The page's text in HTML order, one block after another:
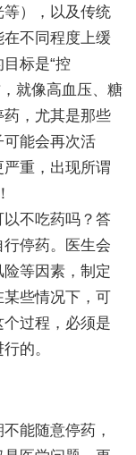
），以及传统
不同程度上缓
标是“控
，就像高血压、糖
，尤其是那些
能会再次活
重，出现所谓
不吃药吗？答
停药。医生会
等因素，制定
些情况下，可
过程，必须是
的。
能随意停药，